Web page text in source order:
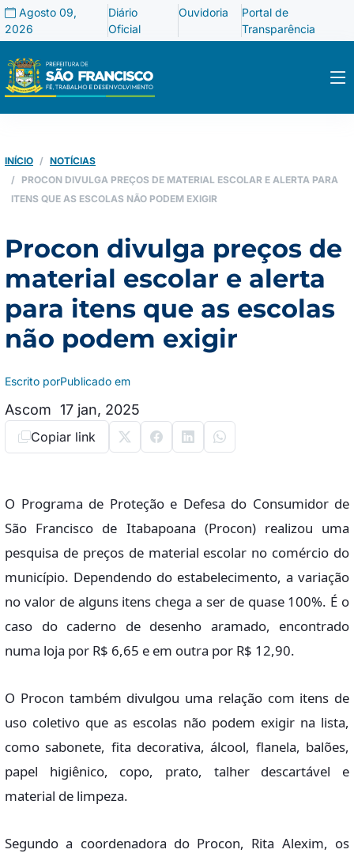
Agosto 09,
2026
Diário
Oficial
Ouvidoria
Portal de
Transparência
INÍCIO
NOTÍCIAS
PROCON DIVULGA PREÇOS DE MATERIAL ESCOLAR E ALERTA PARA
ITENS QUE AS ESCOLAS NÃO PODEM EXIGIR
Procon divulga preços de
material escolar e alerta
para itens que as escolas
não podem exigir
Escrito por
Ascom
Publicado em
17 jan, 2025
Copiar link
O Programa de Proteção e Defesa do Consumidor de
São Francisco de Itabapoana (Procon) realizou uma
pesquisa de preços de material escolar no comércio do
município. Dependendo do estabelecimento, a variação
no valor de alguns itens chega a ser de quase 100%. É o
caso do caderno de desenho aramado, encontrado
numa loja por R$ 6,65 e em outra por R$ 12,90.
O Procon também divulgou uma relação com itens de
uso coletivo que as escolas não podem exigir na lista,
como sabonete, fita decorativa, álcool, flanela, balões,
papel higiênico, copo, prato, talher descartável e
material de limpeza.
Segundo a coordenadora do Procon, Rita Alexim, os